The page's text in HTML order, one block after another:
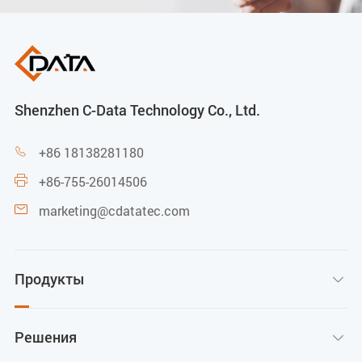
>12 дБ (с АРУ)
Индикаторы
PWR / PON / LOS / GE / FE / TEL / CATV / WIFI / INT
/ OPT
Размеры и вес
Shenzhen C-Data Technology Co., Ltd.
 +86 18138281180
 +86-755-26014506
 marketing@cdatatec.com
Продукты 
Решения 